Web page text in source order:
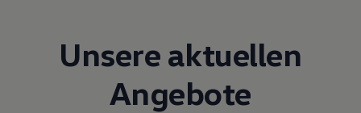
Unsere aktuellen
Angebote